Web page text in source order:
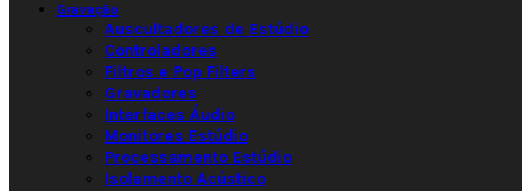
Gravação
Auscultadores de Estúdio
Controladores
Filtros e Pop Filters
Gravadores
Interfaces Áudio
Monitores Estúdio
Processamento Estúdio
Isolamento Acústico